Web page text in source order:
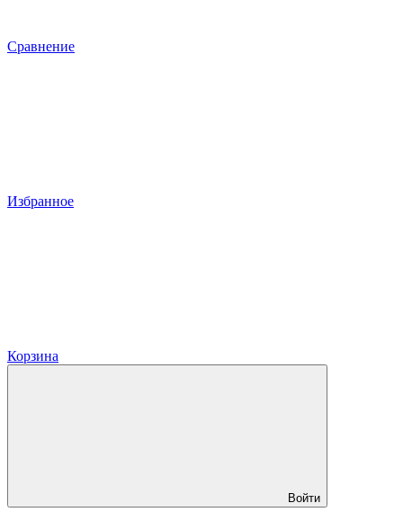
Сравнение
Избранное
Корзина
Войти